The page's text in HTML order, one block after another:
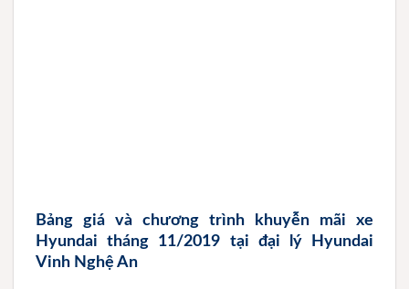
Bảng giá và chương trình khuyễn mãi xe
Hyundai tháng 11/2019 tại đại lý Hyundai
Vinh Nghệ An